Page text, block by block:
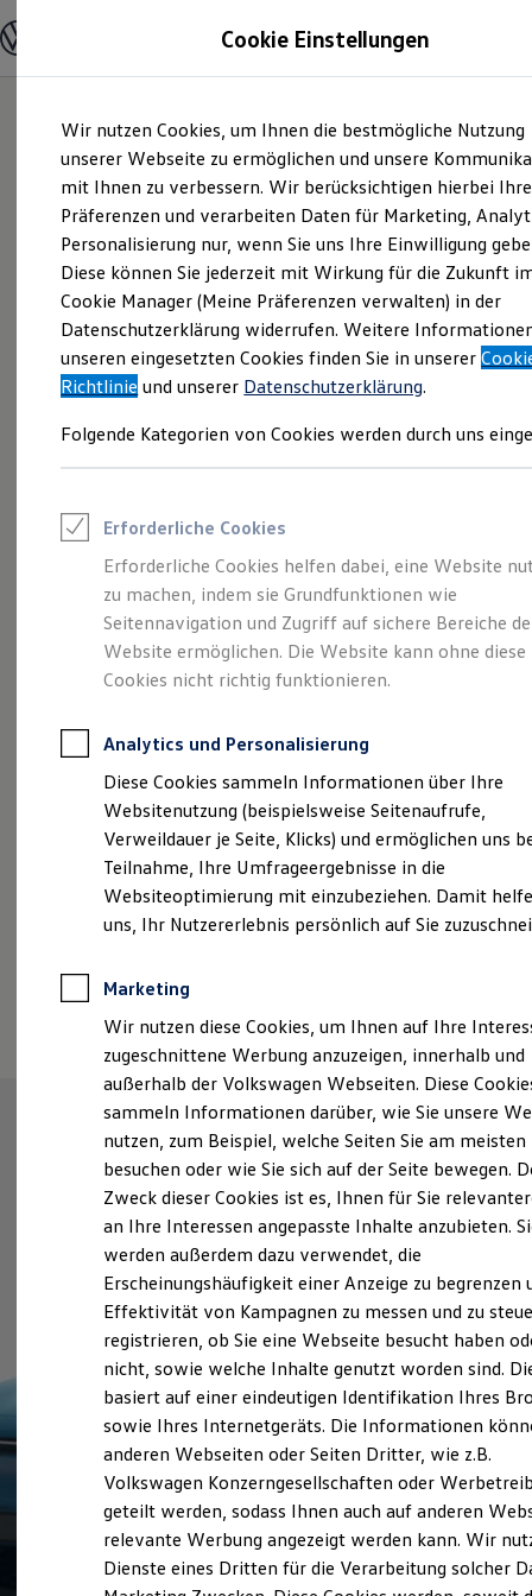
Hauptinhalt
springen
Footer
springen
Modelle und Konfigurator
Modelle vergleichen
Elektroautos
ENERGY Sondermodelle
Nutzfahrzeuge
SUV und CUV
Familienautos
Kombis
Kompaktwagen
Sportwagen
Schnell verfügbare Fahrzeuge
Angebote und Produkte
Aktuelle Angebote
E-Auto-Förderung
Volkswagen Marktplatz
Junge Gebrauchtwagen und Gebrauchtwagen
Saisonangebote
Leasing
Leasing-Angebote
Gebrauchtwagen Leasing
Junge Gebrauchtwagen-Leasing
Elektroauto Leasing
Kleinwagen-Leasing
Leasing ohne Anzahlung
Autokredit mit Schlussrate
Versicherungen und Garantien
Kfz-Versicherung
Restschuldversicherungen
Garantien
Wartungsverträge
Geschäftskunden
Professional Class bei Volkswagen
Großkunden
Behörden
Anpfiff zum Gewinn
Elektroautos
ID. Tutorials
Der neue ID. Polo
Der ID.4
Der ID.4 GTX
Der ID.5 GTX
Der ID.7 GTX
Der ID.7 Tourer
Der ID.7 GTX Tourer
Der neue ID. Cross
Elektrofahrzeugkonzepte
ID. EVERY1
Reichweite
Reichweite der ID. Modelle
Reichweite im Winter
Rekuperation
Laden unterwegs
Laden Zuhause
Ladestationen finden
Ladezeitensimulator
Batterie
Sicherheit
Garantie und Lebensdauer
Die ENERGY
Sondermodelle
Cookie Einstellungen
Wir nutzen Cookies, um Ihnen die bestmögliche Nutzung
unserer Webseite zu ermöglichen und unsere
mit Ihnen zu verbessern. Wir berücksichtigen hierbei Ihre
Präferenzen und verarbeiten Daten für Marketing,
Personalisierung nur, wenn Sie uns Ihre Einwilligung
Diese können Sie jederzeit mit Wirkung für die Zukunft
Cookie Manager (Meine Präferenzen verwalten) in der
Datenschutzerklärung widerrufen. Weitere
unseren eingesetzten Cookies finden Sie in unserer
Richtlinie und unserer Datenschutzerklärung.
Folgende Kategorien von Cookies werden durch uns
Erforderliche Cookies
Erforderliche Cookies helfen dabei, eine Website
zu machen, indem sie Grundfunktionen wie
Seitennavigation und Zugriff auf sichere Bereiche
Website ermöglichen. Die Website kann ohne diese
Cookies nicht richtig funktionieren.
Analytics und Personalisierung
Diese Cookies sammeln Informationen über Ihre
Websitenutzung (beispielsweise Seitenaufrufe,
Verweildauer je Seite, Klicks) und ermöglichen uns
Teilnahme, Ihre Umfrageergebnisse in die
Websiteoptimierung mit einzubeziehen. Damit
uns, Ihr Nutzererlebnis persönlich auf Sie
Marketing
Wir nutzen diese Cookies, um Ihnen auf Ihre
zugeschnittene Werbung anzuzeigen, innerhalb und
außerhalb der Volkswagen Webseiten. Diese
sammeln Informationen darüber, wie Sie unsere
nutzen, zum Beispiel, welche Seiten Sie am meisten
besuchen oder wie Sie sich auf der Seite bewegen.
Zweck dieser Cookies ist es, Ihnen für Sie
an Ihre Interessen angepasste Inhalte anzubieten.
werden außerdem dazu verwendet, die
Erscheinungshäufigkeit einer Anzeige zu begrenzen
Effektivität von Kampagnen zu messen und zu
registrieren, ob Sie eine Webseite besucht haben
nicht, sowie welche Inhalte genutzt worden sind.
basiert auf einer eindeutigen Identifikation Ihres
sowie Ihres Internetgeräts. Die Informationen
anderen Webseiten oder Seiten Dritter, wie z.B.
Volkswagen Konzerngesellschaften oder
geteilt werden, sodass Ihnen auch auf anderen
relevante Werbung angezeigt werden kann. Wir
Dienste eines Dritten für die Verarbeitung solcher